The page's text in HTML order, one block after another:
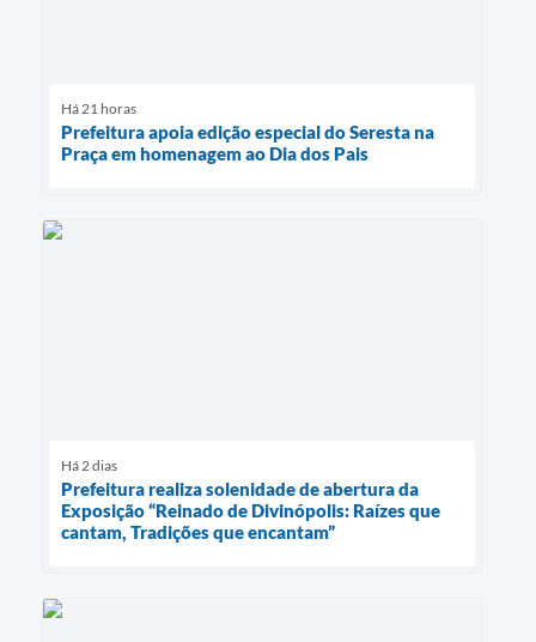
Há 21 horas
Prefeitura apoia edição especial do Seresta na
Praça em homenagem ao Dia dos Pais
Há 2 dias
Prefeitura realiza solenidade de abertura da
Exposição “Reinado de Divinópolis: Raízes que
cantam, Tradições que encantam”